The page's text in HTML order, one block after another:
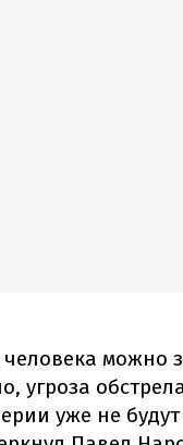
можно
угроза
уже не будут